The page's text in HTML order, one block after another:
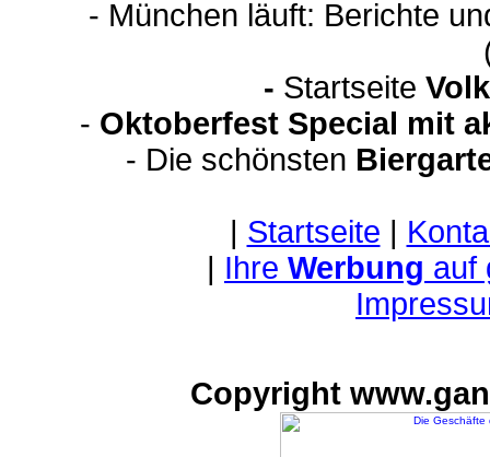
- München läuft: Berichte
- Startseite
- Oktoberfest Special mit
- Die schönsten
| Startseite |
| Ihre Werbung auf
Copyright